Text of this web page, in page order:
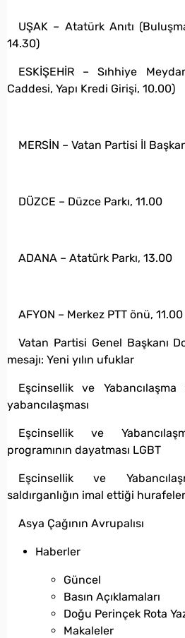
UŞAK – Atatürk Anıtı
14.30)
ESKİŞEHİR – Sıhhiye
Caddesi, Yapı Kredi Girişi, 10.00)
MERSİN – Vatan Partisi İl
DÜZCE – Düzce Parkı, 11.00
ADANA – Atatürk Parkı, 13.00
AFYON – Merkez PTT önü, 11.00
Vatan Partisi Genel Başkanı
mesajı: Yeni yılın ufuklar
Eşcinsellik ve
yabancılaşması
Eşcinsellik ve
programının dayatması LGBT
Eşcinsellik ve
saldırganlığın imal ettiği hurafeler
Asya Çağının Avrupalısı
Haberler
Güncel
Basın Açıklamaları
Doğu Perinçek Rota
Makaleler